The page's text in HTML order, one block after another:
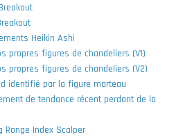
Heikin Ashi
propres figures de chandeliers (V1)
propres figures de chandeliers (V2)
identifié par la figure marteau
de tendance récent perdant de la
Range Index Scalper